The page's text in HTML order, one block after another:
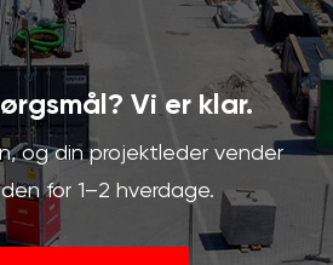
Vi er klar.
og din projektleder vender
for 1–2 hverdage.